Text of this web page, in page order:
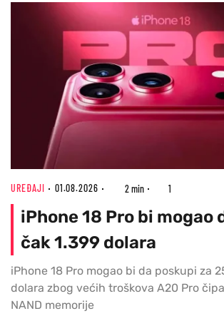
UREĐAJI 01.08.2026 2 min 1
iPhone 18 Pro bi mogao
čak 1.399 dolara
iPhone 18 Pro mogao bi da poskupi za
dolara zbog većih troškova A20 Pro
NAND memorije